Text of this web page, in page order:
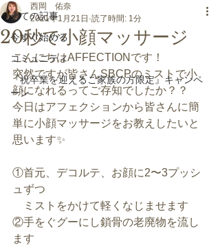
全ての記事
今すぐ始める
コミュニティ
『祝卒業を迎えるご家族の方限定』キャンペ
ーン
20秒で小顔マッサージ
西岡 佑奈
2021年1月21日 読了時間: 1分
こんにちはAFFECTIONです！
突然ですが皆さんSBCPのミストで小
顔になれるってご存知でしたか？？
今日はアフェクションから皆さんに簡
単に小顔マッサージをお教えしたいと
思います✨
①首元、デコルテ、お顔に2〜3プッシ
ュずつ
ミストをかけて軽くなじませます
②手をぐグーにし鎖骨の老廃物を流し
ます